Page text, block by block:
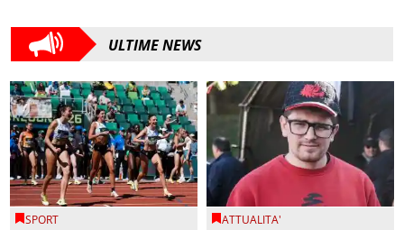
ULTIME NEWS
SPORT ATTUALITA'